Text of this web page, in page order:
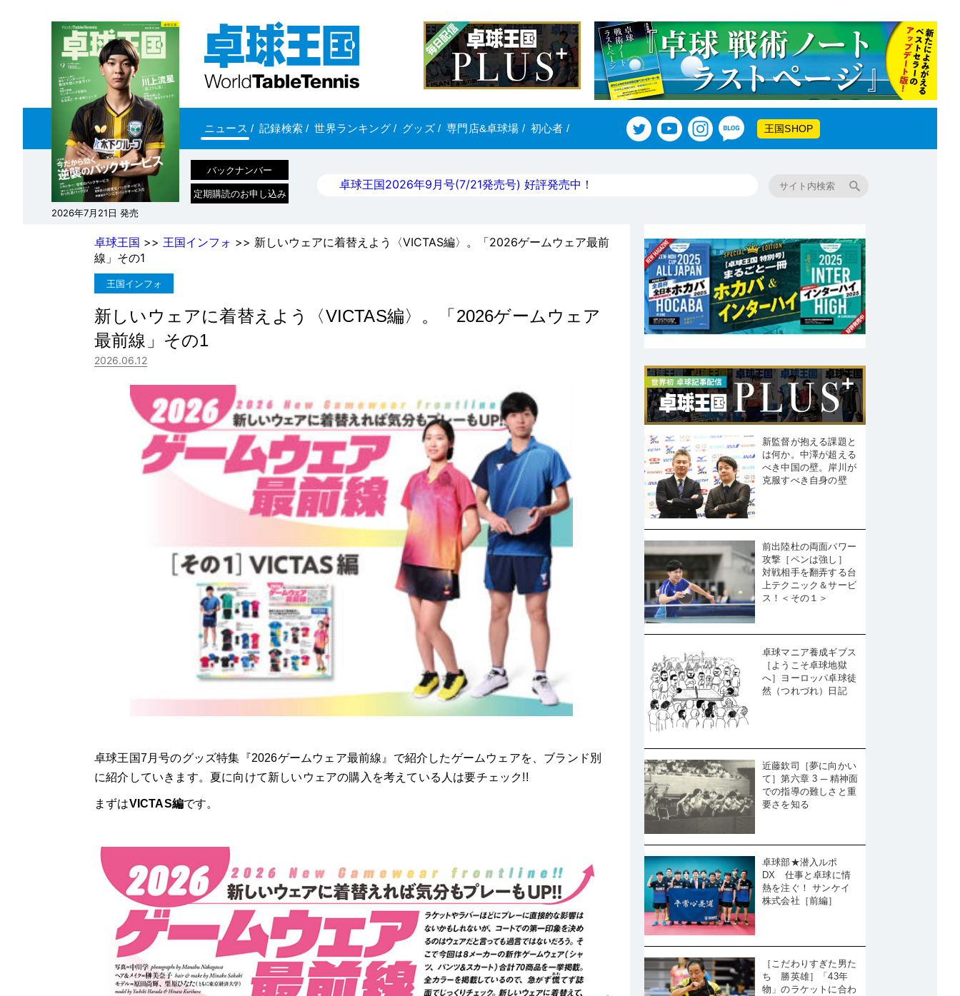
ニュース / 記録検索 / 世界ランキング/ グッズ/ 専門店&卓球場 / 初心者 / 王国SHOP
2026年7月21日 発売
バックナンバー
定期購読のお申し込み
卓球王国2026年9月号(7/21発売号) 好評発売中！
卓球王国 >> 王国インフォ >> 新しいウェアに着替えよう〈VICTAS編〉。「2026ゲームウェア最前
線」その1
王国インフォ
新しいウェアに着替えよう〈VICTAS編〉。「2026ゲームウェア
最前線」その1
2026.06.12
卓球王国7月号のグッズ特集『2026ゲームウェア最前線』で紹介したゲームウェアを、ブランド別
に紹介していきます。夏に向けて新しいウェアの購入を考えている人は要チェック!!
まずはVICTAS編です。
新監督が抱える課題と
は何か。中澤が超える
べき中国の壁。岸川が
克服すべき自身の壁
前出陸杜の両面パワー
攻撃［ペンは強し］
対戦相手を翻弄する台
上テクニック＆サービ
ス！＜その１＞
卓球マニア養成ギブス
［ようこそ卓球地獄
へ］ヨーロッパ卓球徒
然（つれづれ）日記
近藤欽司［夢に向かい
て］第六章 3 ─ 精神面
での指導の難しさと重
要さを知る
卓球部★潜入ルポ
DX 仕事と卓球に情
熱を注ぐ！ サンケイ
株式会社［前編］
［こだわりすぎた男た
ち 勝英雄］「43年
物」のラケットに合わ